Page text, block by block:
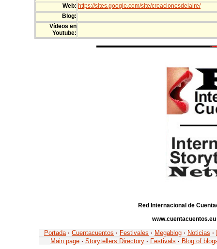
Web: https://sites.google.com/site/creacionesdelaire/
Blog:
Vídeos en
Youtube:
Red Internacional de
Portada · Cuentacuentos · Festivales · Megablog · Noticias ·
Main page · Storytellers Directory · Festivals · Blog of